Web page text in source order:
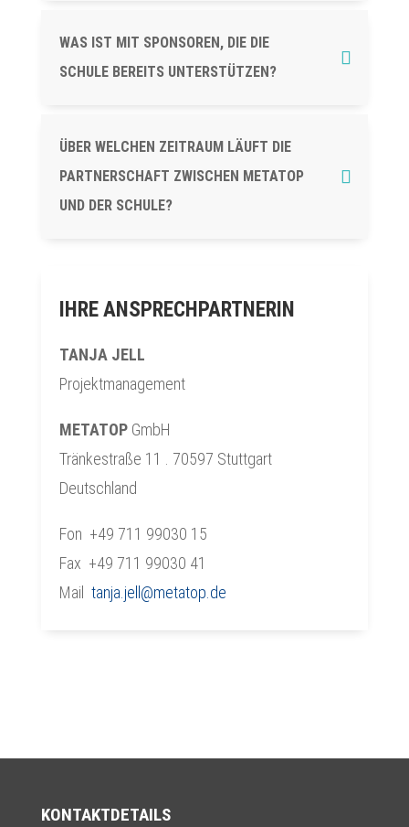
WAS IST MIT SPONSOREN, DIE DIE
SCHULE BEREITS UNTERSTÜTZEN?
ÜBER WELCHEN ZEITRAUM LÄUFT DIE
PARTNERSCHAFT ZWISCHEN METATOP
UND DER SCHULE?
IHRE ANSPRECHPARTNERIN
TANJA JELL
Projektmanagement
METATOPGmbH
Tränkestraße 11 . 70597 Stuttgart
Deutschland
Fon +49 711 99030 15
Fax +49 711 99030 41
Mail tanja.jell@metatop.de
KONTAKTDETAILS